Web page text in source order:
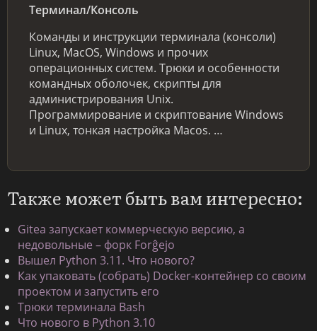
Терминал/Консоль
Команды и инструкции терминала (консоли)
Linux, MacOS, Windows и прочих
операционных систем. Трюки и особенности
командных оболочек, скрипты для
администрирования Unix.
Программирование и скриптование Windows
и Linux, тонкая настройка Macos. …
Также может быть вам интересно:
Gitea запускает коммерческую версию, а
недовольные – форк Forĝejo
Вышел Python 3.11. Что нового?
Как упаковать (собрать) Docker-контейнер со своим
проектом и запустить его
Трюки терминала Bash
Что нового в Python 3.10